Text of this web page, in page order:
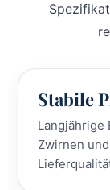
Stabile
Langjährige
Zwirnen